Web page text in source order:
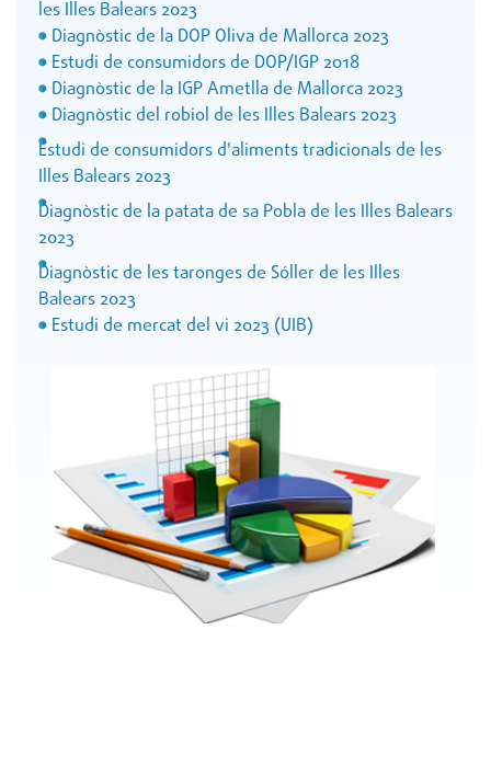
les Illes Balears 2023
Diagnòstic de la DOP Oliva de Mallorca 2023
Estudi de consumidors de DOP/IGP 2018
Diagnòstic de la IGP Ametlla de Mallorca 2023
Diagnòstic del robiol de les Illes Balears 2023
Estudi de consumidors d'aliments tradicionals de les
Illes Balears 2023
Diagnòstic de la patata de sa Pobla de les Illes Balears
2023
Diagnòstic de les taronges de Sóller de les Illes
Balears 2023
Estudi de mercat del vi 2023 (UIB)